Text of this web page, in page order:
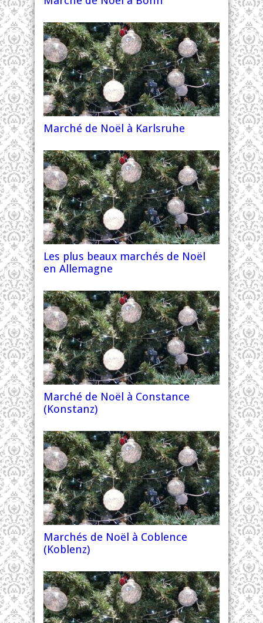
Marché de Noël à Karlsruhe
Les plus beaux marchés de Noël
en Allemagne
Marché de Noël à Constance
(Konstanz)
Marchés de Noël à Coblence
(Koblenz)